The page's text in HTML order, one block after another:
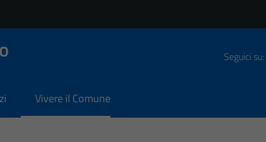
Seguici su:
Vivere il Comune